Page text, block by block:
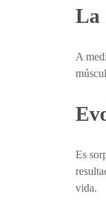
La
A
Es
vida.